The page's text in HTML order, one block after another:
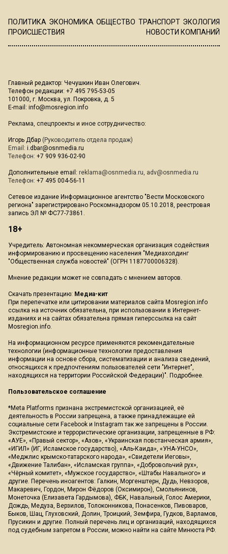
ПОЛИТИКА ЭКОНОМИКА ОБЩЕСТВО ТРАНСПОРТ ЭКОЛОГИЯ
ПРОИСШЕСТВИЯ
НОВОСТИ КОМПАНИЙ
Главный редактор: Чечушкин Иван Олегович.
Телефон редакции: +7 495 795-53-05
101000, г. Москва, ул. Покровка, д. 5
E-mail: info@mosregion.info
Реклама, спецпроекты и иное сотрудничество:
Игорь Дбар (Руководитель отдела продаж)
Email: i.dbar@osnmedia.ru
Телефон: +7 909 936-02-90
Дополнительные email: reklama@osnmedia.ru, adv@osnmedia.ru
Телефон: +7 495 004-56-11
Сетевое издание Информационное агентство "Вести Московского
региона" зарегистрировано Роскомнадзором 05.10.2018, реестровая
запись ЭЛ № ФС77-73861.
18+
Учредитель: Автономная некоммерческая организация содействия
информированию и просвещению населения "Медиахолдинг
"Общественная служба новостей" (ОГРН 1187700006328).
Мнение редакции может не совпадать с мнением авторов.
Скачать презентацию: Медиа-кит
При перепечатке или цитировании материалов сайта Mosregion.info
ссылка на источник обязательна, при использовании в Интернет-
изданиях и на сайтах обязательна прямая гиперссылка на сайт
Mosregion.info.
На информационном ресурсе применяются рекомендательные
технологии (информационные технологии предоставления
информации на основе сбора, систематизации и анализа сведений,
относящихся к предпочтениям пользователей сети "Интернет",
находящихся на территории Российской Федерации)". Подробнее.
Пользовательское соглашение
*Meta Platforms признана экстремистской организацией, её
деятельность в России запрещена, а также принадлежащие ей
социальные сети Facebook и Instagram так же запрещены в России.
Экстремистские и террористические организации, запрещенные в РФ:
«АУЕ», «Правый сектор», «Азов», «Украинская повстанческая армия»,
«ИГИЛ» (ИГ, Исламское государство), «Аль-Каида», «УНА-УНСО»,
«Меджлис крымско-татарского народа», «Свидетели Иеговы»,
«Движение Талибан», «Исламская группа», «Добровольчий рух»,
«Чёрный комитет», «Мужское государство», «Штабы Навального» и
другие. Перечень иноагентов: Галкин, Моргенштерн, Дудь, Невзоров,
Макаревич, Гордон, Мирон Фёдоров (Оксимирон), Смольянинов,
Монеточка (Елизавета Гардымова), ФБК, Навальный, Голос Америки,
Дождь, Медуза, Верзилов, Толоконникова, Понасенков, Пивоваров,
Быков, Шац, Глуховский, Долин, Троицкий, Земфира, Гудков, Варламов,
Прусикин и другие. Полный перечень лиц и организаций, находящихся
под судебным запретом в России, можно найти на сайте Минюста РФ.